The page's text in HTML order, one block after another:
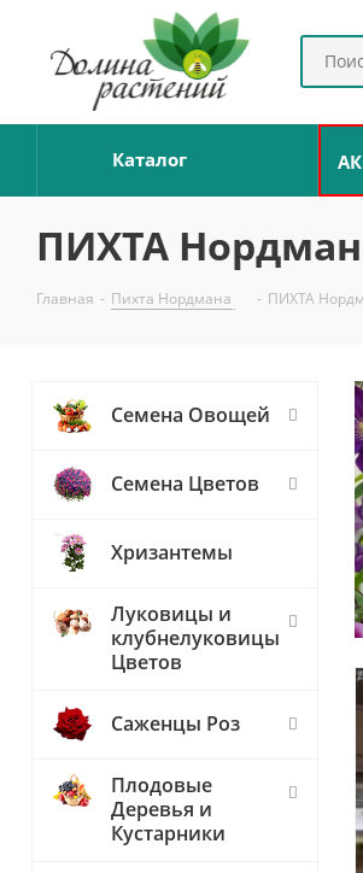
Каталог
ПИХТА
Главная - Пихта Нордмана - ПИХТА
Семена Овощей
Семена Цветов
Хризантемы
Луковицы и
клубнелуковицы
Цветов
Саженцы Роз
Плодовые
Деревья и
Кустарники